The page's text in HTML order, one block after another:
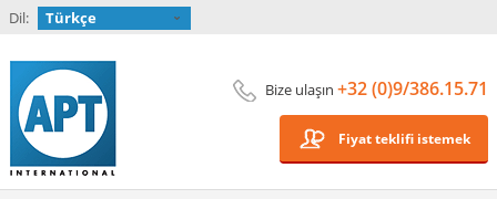
Dil: Türkçe
Bize ulaşın +32 (0)9/386.15.71
Fiyat teklifi istemek